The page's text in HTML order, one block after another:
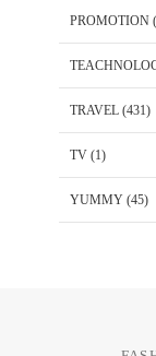
PROMOTION
TRAVEL (431)
TV (1)
YUMMY (45)